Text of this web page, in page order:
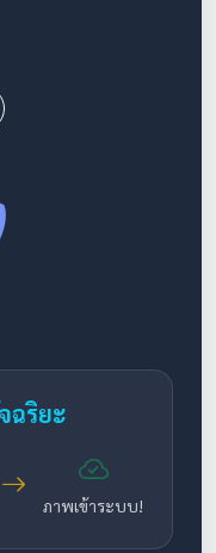
ฉริยะ
ภาพเข้าระบบ!